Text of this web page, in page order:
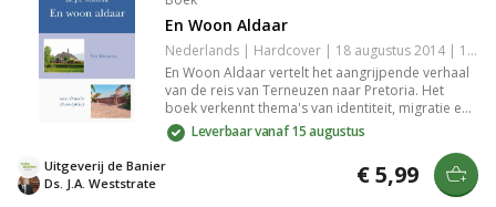
En Woon Aldaar
Nederlands | Hardcover | 18 augustus 2014 | 160 pagina's | 9789462780767
En Woon Aldaar vertelt het aangrijpende verhaal
van de reis van Terneuzen naar Pretoria. Het
boek verkennt thema's van identiteit, migratie en
de zoektocht naar een nieuw leven. Met scherpe
observaties en persoonlijke getuigenissen biedt
het je een unieke blik op de ervaringen van de
verteller en de culturele diversiteit. Een
meeslepende leeservaring die je niet wilt missen.
Leverbaar vanaf 15 augustus
Ds. J.A. Weststrate
Uitgeverij de Banier € 5,99